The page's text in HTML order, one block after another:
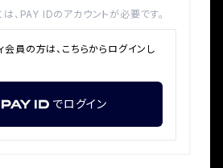
、PAY IDのアカウントが必要です。
会員の方は、こちらからログインし
でログイン